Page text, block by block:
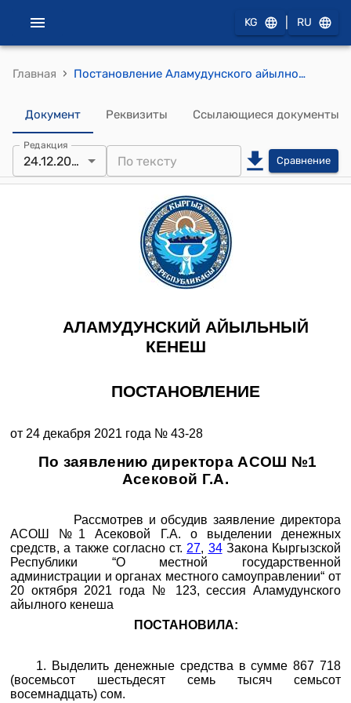
KG RU
Главная › Постановление Аламудунского айылного кенеша от 24 декабря 2021 года № 43-28 "По заявлению директора АСОШ №1 Асековой Г.А."
Документ Реквизиты Ссылающиеся документы
Редакция
24.12.2021 Сравнение